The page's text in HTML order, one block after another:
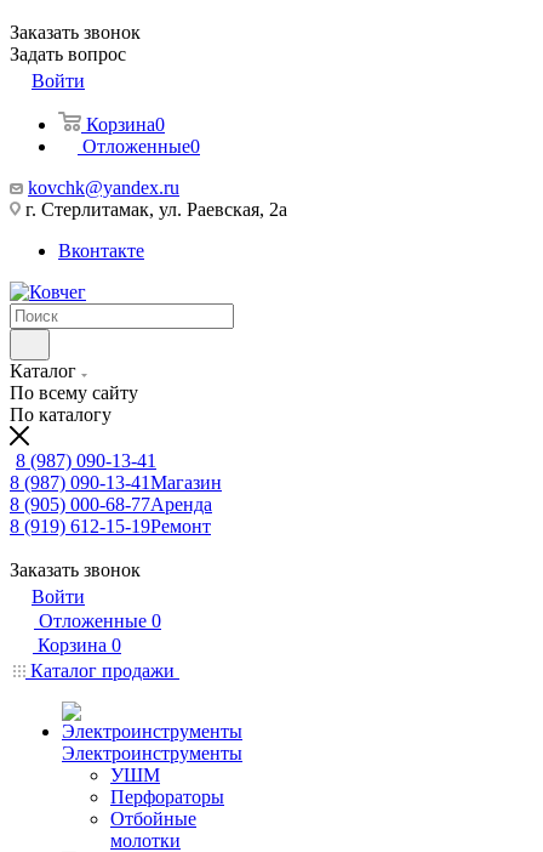
Заказать звонок
Задать вопрос
Войти
Корзина0
Отложенные0
kovchk@yandex.ru
г. Стерлитамак, ул. Раевская, 2а
Вконтакте
Каталог
По всему сайту
По каталогу
8 (987) 090-13-41
8 (987) 090-13-41Магазин
8 (905) 000-68-77Аренда
8 (919) 612-15-19Ремонт
Заказать звонок
Войти
Отложенные 0
Корзина 0
Каталог продажи
Электроинструменты
УШМ
Перфораторы
Отбойные
молотки